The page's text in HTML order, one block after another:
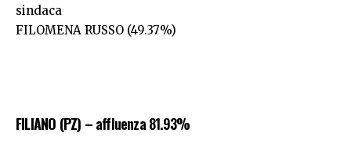
sindaca
FILOMENA RUSSO (49.37%)
FILIANO (PZ) – affluenza 81.93%